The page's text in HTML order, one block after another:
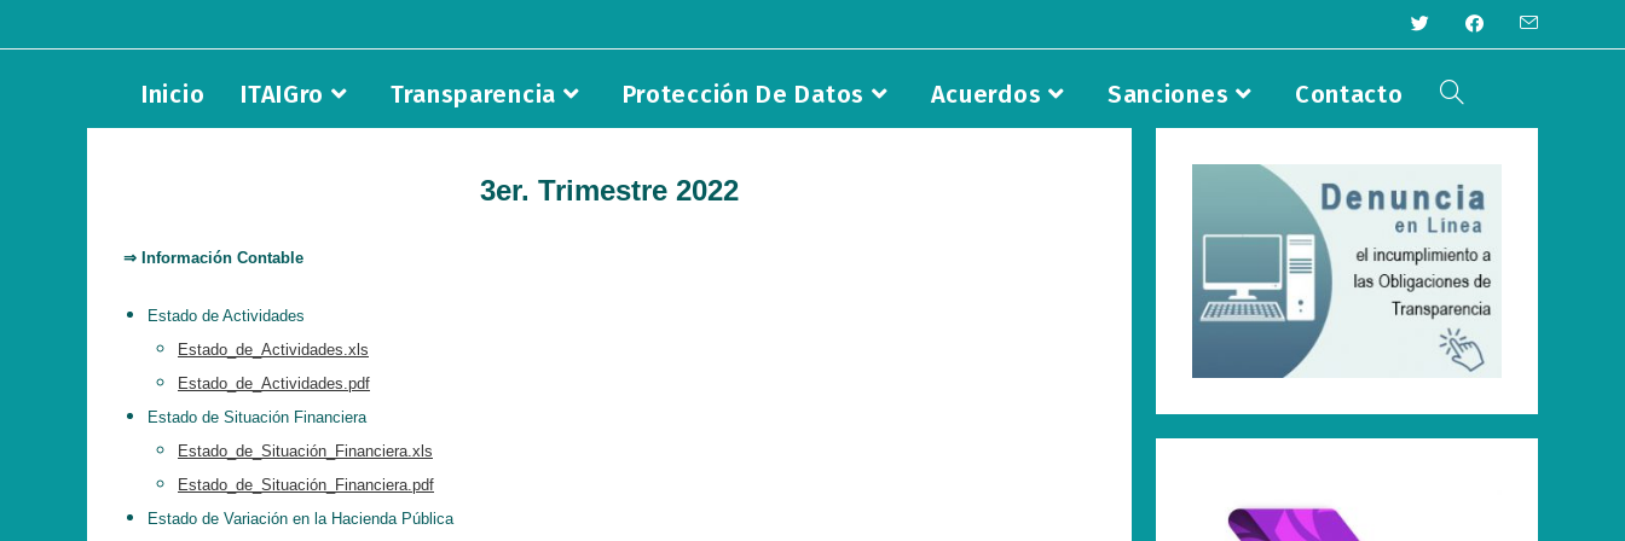
al
Inicio ITAIGro Transparencia Protección De Datos Acuerdos Sanciones Contacto
3er. Trimestre 2022
⇒ Información Contable
Estado de Actividades
Estado_de_Actividades.xls
Estado_de_Actividades.pdf
Estado de Situación Financiera
Estado_de_Situación_Financiera.xls
Estado_de_Situación_Financiera.pdf
Estado de Variación en la Hacienda Pública